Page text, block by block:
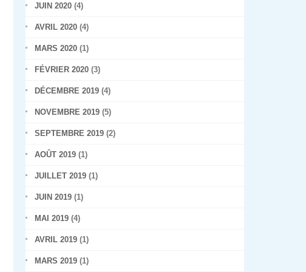
JUIN 2020 (4)
AVRIL 2020 (4)
MARS 2020 (1)
FÉVRIER 2020 (3)
DÉCEMBRE 2019 (4)
NOVEMBRE 2019 (5)
SEPTEMBRE 2019 (2)
AOÛT 2019 (1)
JUILLET 2019 (1)
JUIN 2019 (1)
MAI 2019 (4)
AVRIL 2019 (1)
MARS 2019 (1)